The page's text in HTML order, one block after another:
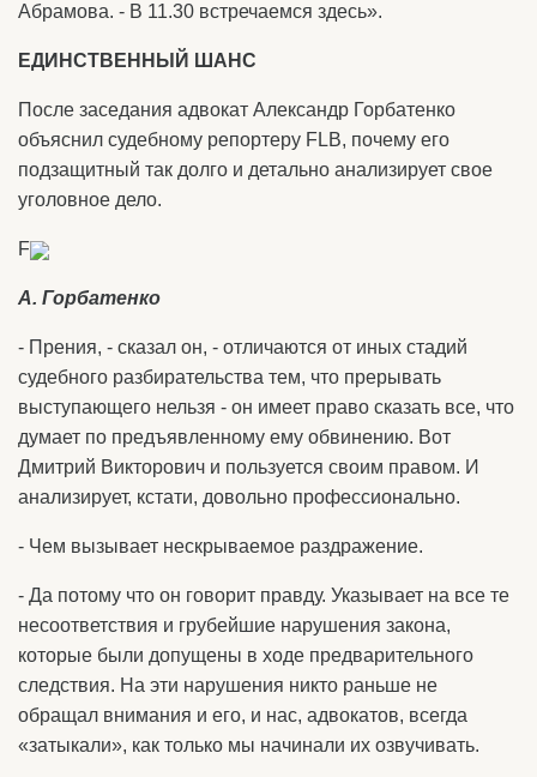
Абрамова. - В 11.30 встречаемся здесь».
ЕДИНСТВЕННЫЙ ШАНС
После заседания адвокат Александр Горбатенко
объяснил судебному репортеру FLB, почему его
подзащитный так долго и детально анализирует свое
уголовное дело.
F
А. Горбатенко
- Прения, - сказал он, - отличаются от иных стадий
судебного разбирательства тем, что прерывать
выступающего нельзя - он имеет право сказать все, что
думает по предъявленному ему обвинению. Вот
Дмитрий Викторович и пользуется своим правом. И
анализирует, кстати, довольно профессионально.
- Чем вызывает нескрываемое раздражение.
- Да потому что он говорит правду. Указывает на все те
несоответствия и грубейшие нарушения закона,
которые были допущены в ходе предварительного
следствия. На эти нарушения никто раньше не
обращал внимания и его, и нас, адвокатов, всегда
«затыкали», как только мы начинали их озвучивать.